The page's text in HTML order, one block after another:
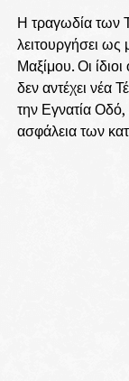
Η τραγωδία των
λειτουργήσει ως
Μαξίμου. Οι
δεν αντέχει νέα
την Εγνατία
ασφάλεια των